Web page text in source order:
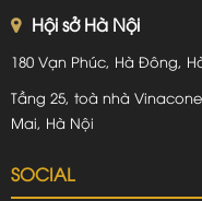
Hội sở Hà Nội
180 Vạn Phúc, Hà Đông,
Tầng 25, toà nhà
Mai, Hà Nội
SOCIAL